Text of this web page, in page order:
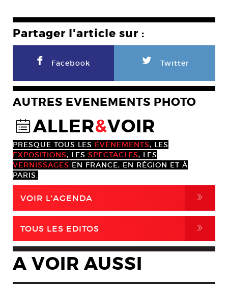
Partager l'article sur :
F Facebook L Twitter
AUTRES EVENEMENTS PHOTO
@ALLER&VOIR
PRESQUE TOUS LES ÉVÈNEMENTS, LES
EXPOSITIONS, LES SPECTACLES, LES
VERNISSAGES EN FRANCE, EN RÉGION ET À
PARIS.
VOIR L'AGENDA ,
TOUS LES EDITOS ,
A VOIR AUSSI